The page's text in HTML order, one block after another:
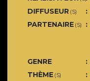
DIFFUSEUR (S)
PARTENAIRE (S)
GENRE
THÈME (S)